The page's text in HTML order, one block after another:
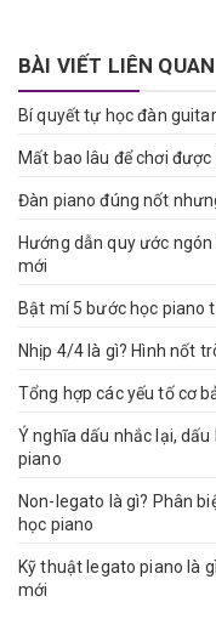
BÀI VIẾT LIÊN QUAN
Bí quyết tự học đàn
Mất bao lâu để chơi
Đàn piano đúng nốt
Hướng dẫn quy ước
mới
Bật mí 5 bước học piano
Nhịp 4/4 là gì? Hình nốt
Tổng hợp các yếu tố cơ
Ý nghĩa dấu nhắc lại,
piano
Non-legato là gì? Phân
học piano
Kỹ thuật legato piano là
mới